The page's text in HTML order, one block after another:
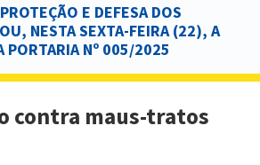
E DEFESA DOS
NESTA SEXTA-FEIRA (22), A
PORTARIA Nº 005/2025
contra maus-tratos